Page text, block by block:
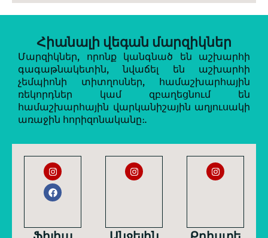
Հիանալի վեգան մարզիկներ
Մարզիկներ, որոնք կանգնած են աշխարհի
գագաթնակետին, նվաճել են աշխարհի
չեմպիոնի տիտղոսներ, համաշխարհային
ռեկորդներ կամ զբաղեցնում են
համաշխարհային վարկանիշային աղյուսակի
առաջին հորիզոնականը։.